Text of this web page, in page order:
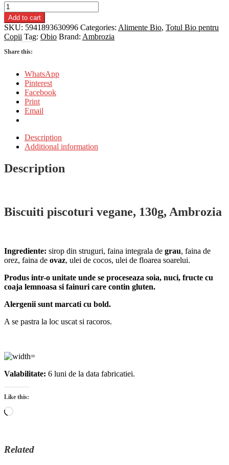
Biscuiti
piscoturi
vegane,
130g,
Ambrozia
quantity
Add to cart
SKU: 5941893630996 Categories: Alimente Bio, Totul Bio pentru
Copii Tag: Obio Brand: Ambrozia
Share this:
WhatsApp
Pinterest
Facebook
Print
Email
Description
Additional information
Description
Biscuiti piscoturi vegane, 130g, Ambrozia
Ingrediente: sirop din struguri, faina integrala de grau, faina de
orez, faina de ovaz, ulei de cocos, ulei de floarea soarelui.
Produs intr-o unitate unde se proceseaza soia, nuci, fructe cu
coaja lemnoasa si fainuri care contin gluten.
Alergenii sunt marcati cu bold.
A se pastra la loc uscat si racoros.
Valabilitate: 6 luni de la data fabricatiei.
Like this:
Loading…
Related